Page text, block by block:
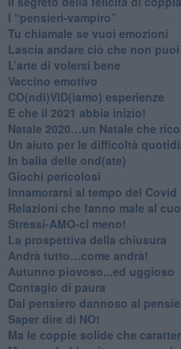
​I “pensieri-vampiro”
​Tu chiamale se vuoi emozioni
​Lascia andare ciò che non
L’arte di volersi bene
​Vaccino emotivo
CO(ndi)VID(iamo) esperienze
​E che il 2021 abbia inizio!
​Natale 2020…un Natale che
Un aiuto per le difficoltà
​In balia delle ond(ate)
Giochi pericolosi
Innamorarsi al tempo del Covid
​Relazioni che fanno male al
​Stressi-AMO-ci meno!
​La prospettiva della chiusura
​Andrà tutto…come andrà!
Autunno piovoso...ed uggioso
​Contagio di paura
​Dal pensiero dannoso al
​Saper dire di NO!
​Ma le coppie solide che